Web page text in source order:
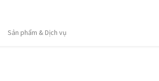
Sản phẩm & Dịch vụ